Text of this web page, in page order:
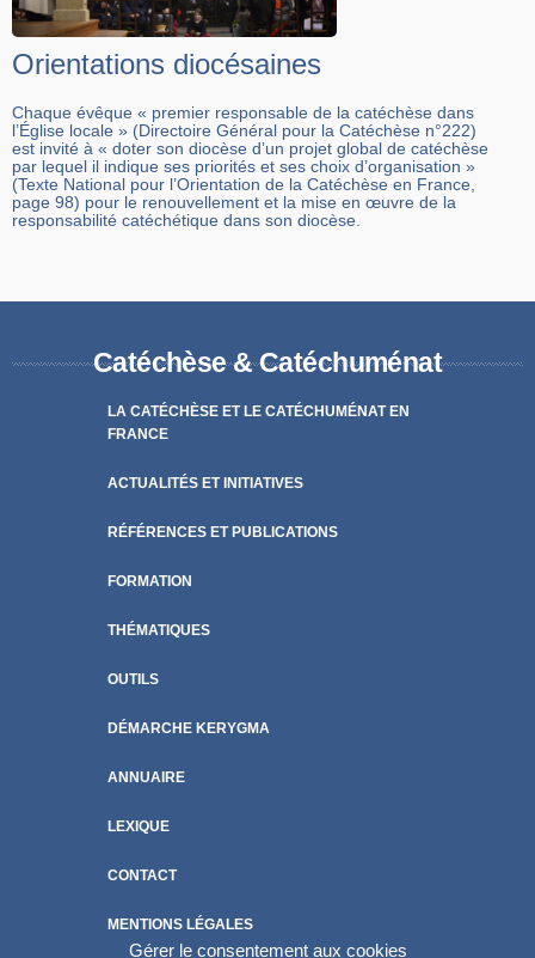
Gérer le consentement aux cookies
Orientations diocésaines
Chaque évêque « premier responsable de la catéchèse dans
l’Église locale » (Directoire Général pour la Catéchèse n°222)
est invité à « doter son diocèse d’un projet global de catéchèse
par lequel il indique ses priorités et ses choix d’organisation »
(Texte National pour l’Orientation de la Catéchèse en France,
page 98) pour le renouvellement et la mise en œuvre de la
responsabilité catéchétique dans son diocèse.
Catéchèse & Catéchuménat
LA CATÉCHÈSE ET LE CATÉCHUMÉNAT EN
FRANCE
ACTUALITÉS ET INITIATIVES
RÉFÉRENCES ET PUBLICATIONS
FORMATION
THÉMATIQUES
OUTILS
DÉMARCHE KERYGMA
ANNUAIRE
LEXIQUE
CONTACT
MENTIONS LÉGALES